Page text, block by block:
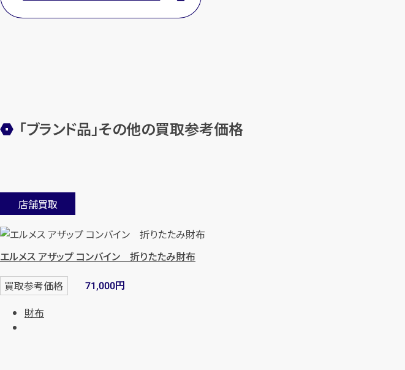
「ブランド品」その他の買取参考価格
店舗買取
エルメス アザップ コンバイン 折りたたみ財布
買取参考価格 71,000円
財布